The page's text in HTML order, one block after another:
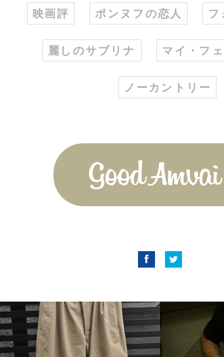
映画評 ポンヌフの恋人
麗しのサブリナ マイ・フ
ノーカントリー